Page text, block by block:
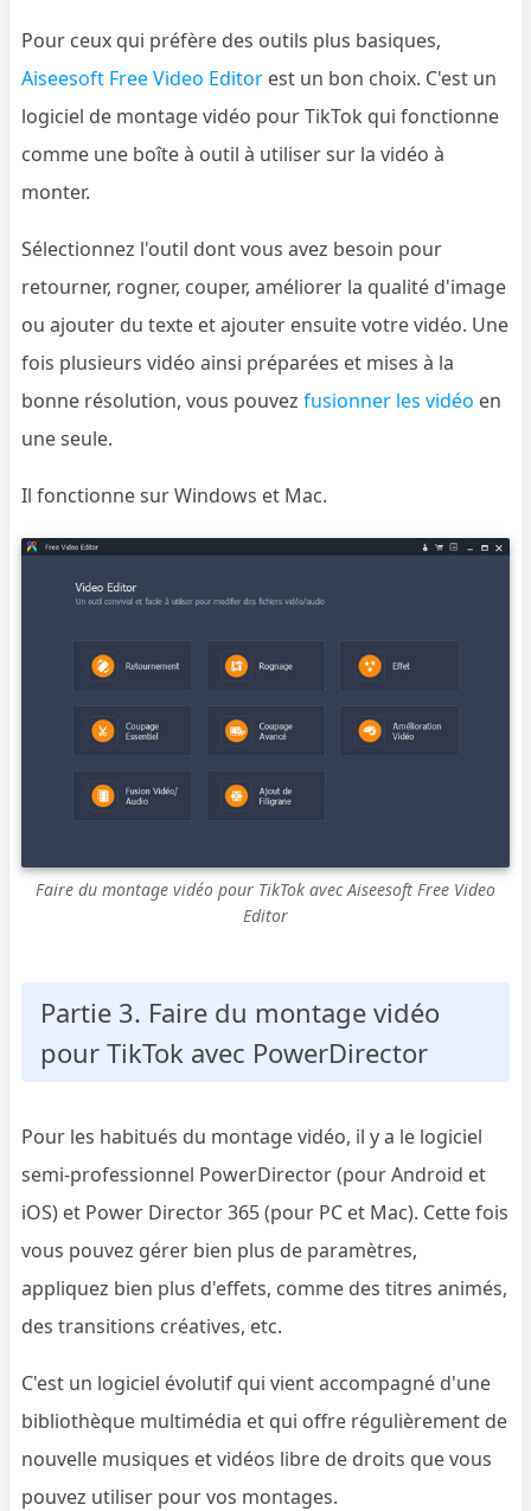
Pour ceux qui préfère des outils plus basiques,
Aiseesoft Free Video Editor est un bon choix. C'est un
logiciel de montage vidéo pour TikTok qui fonctionne
comme une boîte à outil à utiliser sur la vidéo à
monter.
Sélectionnez l'outil dont vous avez besoin pour
retourner, rogner, couper, améliorer la qualité d'image
ou ajouter du texte et ajouter ensuite votre vidéo. Une
fois plusieurs vidéo ainsi préparées et mises à la
bonne résolution, vous pouvezfusionner les vidéo en
une seule.
Il fonctionne sur Windows et Mac.
Faire du montage vidéo pour TikTok avec Aiseesoft Free Video
Editor
Partie 3. Faire du montage vidéo
pour TikTok avec PowerDirector
Pour les habitués du montage vidéo, il y a le logiciel
semi-professionnel PowerDirector (pour Android et
iOS) et Power Director 365 (pour PC et Mac). Cette fois
vous pouvez gérer bien plus de paramètres,
appliquez bien plus d'effets, comme des titres animés,
des transitions créatives, etc.
C'est un logiciel évolutif qui vient accompagné d'une
bibliothèque multimédia et qui offre régulièrement de
nouvelle musiques et vidéos libre de droits que vous
pouvez utiliser pour vos montages.